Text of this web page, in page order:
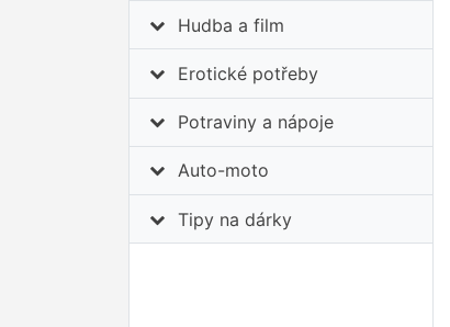
Hudba a film
Erotické potřeby
Potraviny a nápoje
Auto-moto
Tipy na dárky